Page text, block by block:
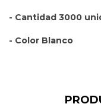
- Cantidad 3000
- Color Blanco